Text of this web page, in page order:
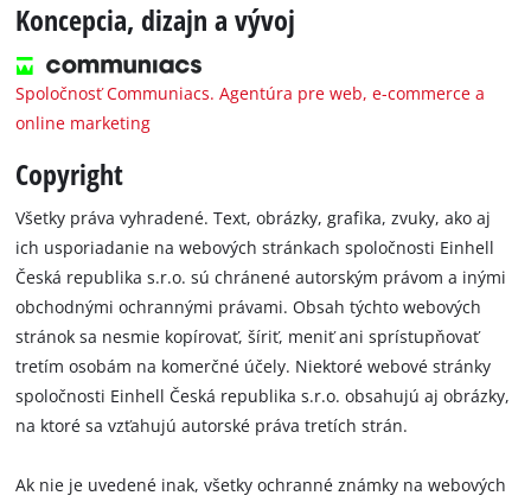
Koncepcia, dizajn a vývoj
Spoločnosť Communiacs. Agentúra pre web, e-commerce a
online marketing
Copyright
Všetky práva vyhradené. Text, obrázky, grafika, zvuky, ako aj
ich usporiadanie na webových stránkach spoločnosti Einhell
Česká republika s.r.o. sú chránené autorským právom a inými
obchodnými ochrannými právami. Obsah týchto webových
stránok sa nesmie kopírovať, šíriť, meniť ani sprístupňovať
tretím osobám na komerčné účely. Niektoré webové stránky
spoločnosti Einhell Česká republika s.r.o. obsahujú aj obrázky,
na ktoré sa vzťahujú autorské práva tretích strán.
Ak nie je uvedené inak, všetky ochranné známky na webových